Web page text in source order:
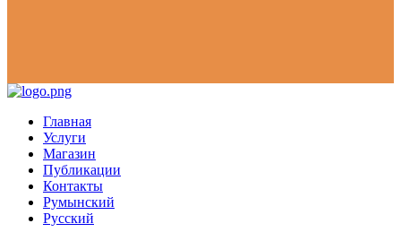
Главная
Услуги
Магазин
Публикации
Контакты
Румынский
Русский